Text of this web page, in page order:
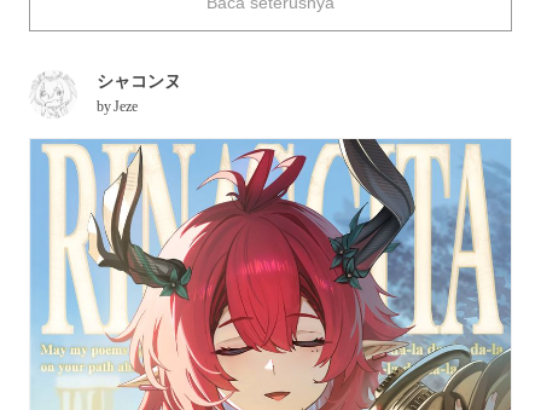
menggambarkan tanduk. Nikmatilah!
シャコンヌ
byJeze